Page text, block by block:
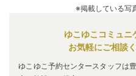
※掲載している写
ゆこゆこコミュニ
お気軽にご相談く
ゆこゆこ予約センタースタッフは